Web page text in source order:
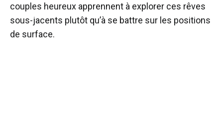
couples heureux apprennent à explorer ces rêves
sous-jacents plutôt qu’à se battre sur les positions
de surface.